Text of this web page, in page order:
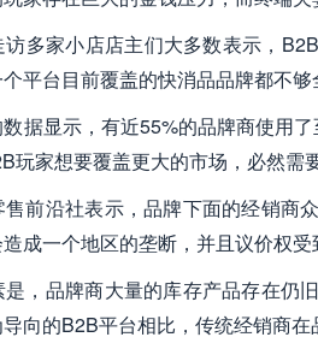
多家小店店主们大多数表示，
平台目前覆盖的快消品品牌都不够
据显示，有近55%的品牌商使用
玩家想要覆盖更大的市场，必然需
前沿社表示，品牌下面的经销商
成一个地区的垄断，并且议价权受
，品牌商大量的库存产品存在仍
向的B2B平台相比，传统经销商在